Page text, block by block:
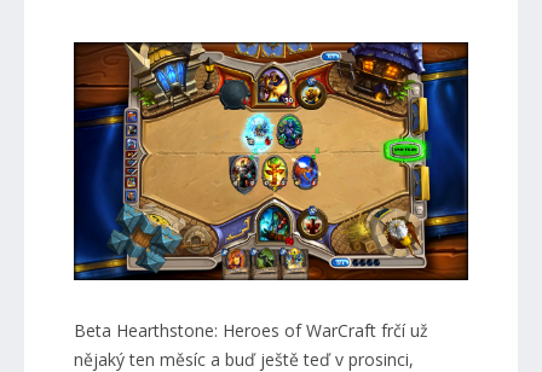
Beta Hearthstone: Heroes of WarCraft frčí už
nějaký ten měsíc a buď ještě teď v prosinci,